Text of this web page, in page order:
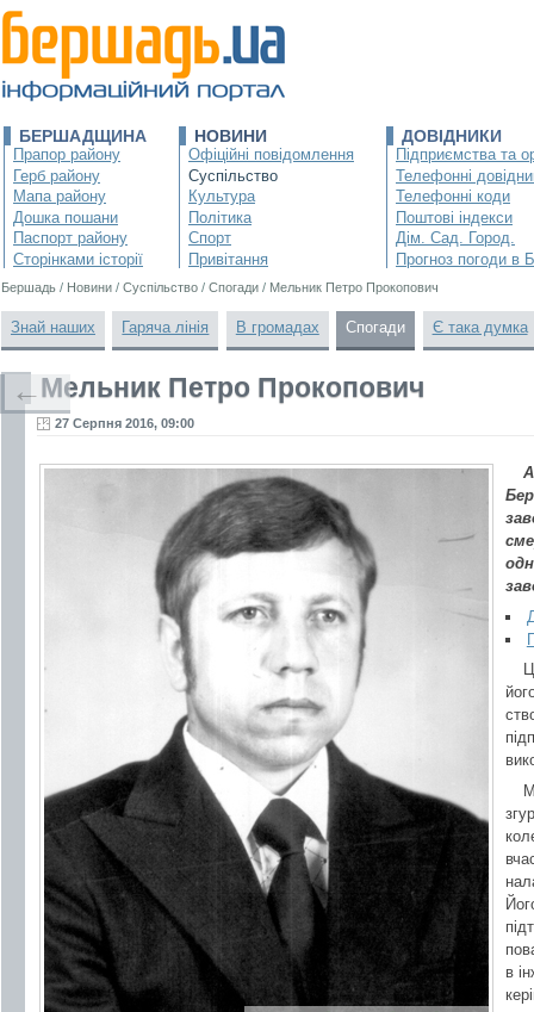
БЕРШАДЩИНА
Прапор району
Герб району
Мапа району
Дошка пошани
Паспорт району
Сторінками історії
НОВИНИ
Офіційні повідомлення
Суспільство
Культура
Політика
Спорт
Привітання
ДОВІДНИКИ
Підприємства та
Телефонні
Телефонні коди
Поштові індекси
Дім. Сад. Город.
Прогноз погоди в
Бершадь / Новини / Суспільство / Спогади / Мельник Петро Прокопович
Знай наших Гаряча лінія В громадах Спогади Є така думка
Мельник Петро Прокопович
27 Серпня 2016, 09:00
в
←